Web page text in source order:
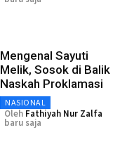
Mengenal Sayuti
Melik, Sosok di Balik
Naskah Proklamasi
NASIONAL
Oleh Fathiyah Nur Zalfa
baru saja